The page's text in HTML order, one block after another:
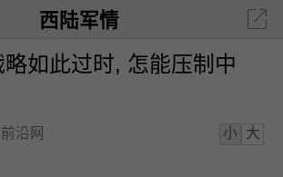
西陆军情
略如此过时, 怎能压制中
沿网 小 大